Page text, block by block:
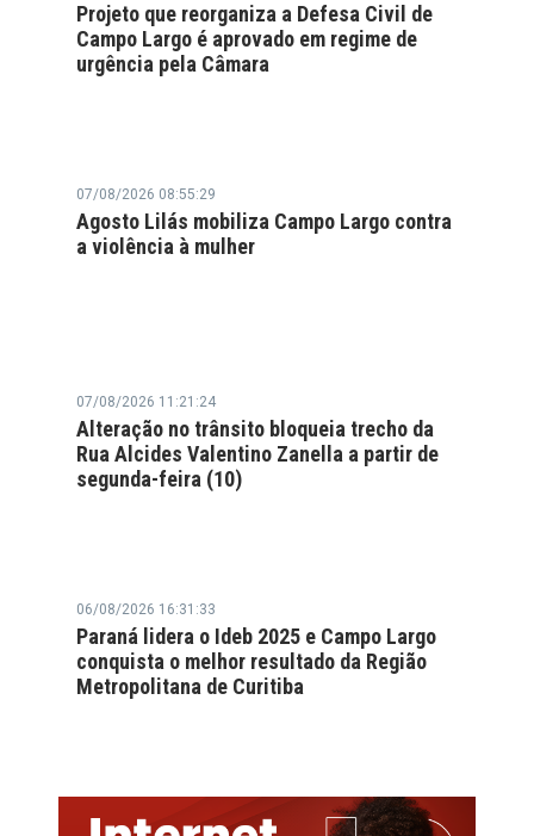
Projeto que reorganiza a Defesa Civil de
Campo Largo é aprovado em regime de
urgência pela Câmara
07/08/2026 08:55:29
Agosto Lilás mobiliza Campo Largo contra
a violência à mulher
07/08/2026 11:21:24
Alteração no trânsito bloqueia trecho da
Rua Alcides Valentino Zanella a partir de
segunda-feira (10)
06/08/2026 16:31:33
Paraná lidera o Ideb 2025 e Campo Largo
conquista o melhor resultado da Região
Metropolitana de Curitiba